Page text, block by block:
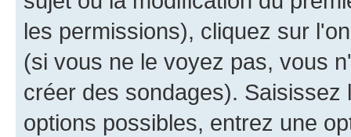
les permissions), cliquez sur
(si vous ne le voyez pas, vous
créer des sondages).
options possibles, entrez une